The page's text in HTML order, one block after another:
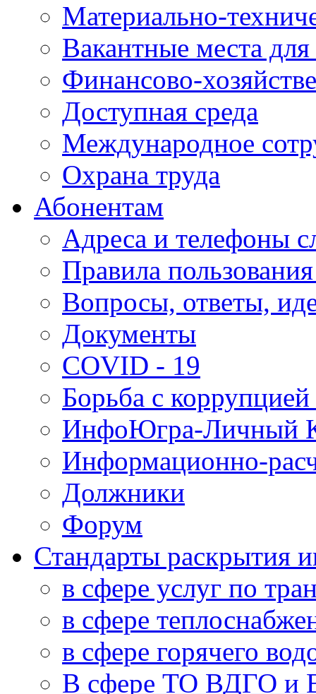
Материально-
Вакантные места
Финансово-
Доступная среда
Международное
Охрана труда
Абонентам
Адреса и телефоны
Правила
Вопросы, ответы,
Документы
COVID - 19
Борьба с
ИнфоЮгра-Личный
Информационно-
Должники
Форум
Стандарты раскрытия
в сфере услуг по
в сфере
в сфере горячего
В сфере ТО ВДГО и